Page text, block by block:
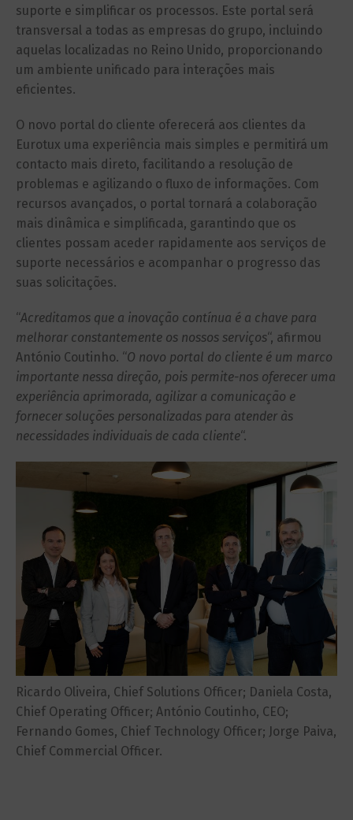
suporte e simplificar os processos. Este portal será
transversal a todas as empresas do grupo, incluindo
aquelas localizadas no Reino Unido, proporcionando
um ambiente unificado para interações mais
eficientes.
O novo portal do cliente oferecerá aos clientes da
Eurotux uma experiência mais simples e permitirá um
contacto mais direto, facilitando a resolução de
problemas e agilizando o fluxo de informações. Com
recursos avançados, o portal tornará a colaboração
mais dinâmica e simplificada, garantindo que os
clientes possam aceder rapidamente aos serviços de
suporte necessários e acompanhar o progresso das
suas solicitações.
“Acreditamos que a inovação contínua é a chave para
melhorar constantemente os nossos serviços“, afirmou
António Coutinho. “O novo portal do cliente é um marco
importante nessa direção, pois permite-nos oferecer uma
experiência aprimorada, agilizar a comunicação e
fornecer soluções personalizadas para atender às
necessidades individuais de cada cliente“.
Ricardo Oliveira, Chief Solutions Officer; Daniela Costa,
Chief Operating Officer; António Coutinho, CEO;
Fernando Gomes, Chief Technology Officer; Jorge Paiva,
Chief Commercial Officer.